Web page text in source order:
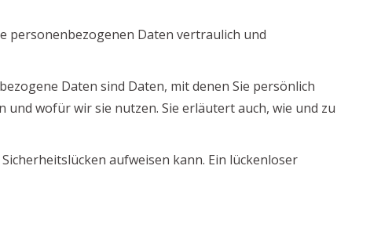
personenbezogenen Daten vertraulich und
Daten sind Daten, mit denen Sie persönlich
wofür wir sie nutzen. Sie erläutert auch, wie und zu
aufweisen kann. Ein lückenloser